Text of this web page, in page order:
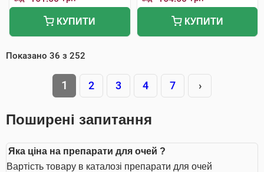
КУПИТИ КУПИТИ
Показано 36 з 252
1 2 3 4 7 ›
Поширені запитання
Яка ціна на препарати для очей ?
Вартість товару в каталозі препарати для очей